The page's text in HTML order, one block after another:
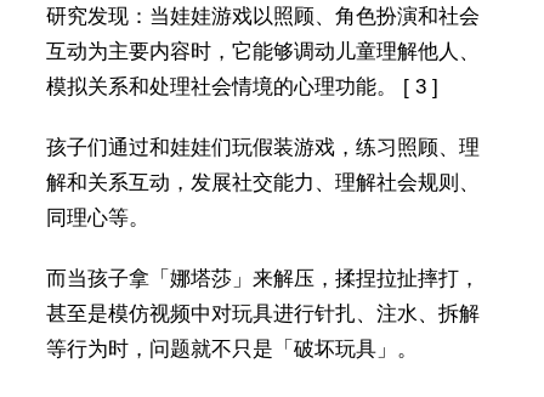
研究发现：当娃娃游戏以照顾、角色扮演和社会
互动为主要内容时，它能够调动儿童理解他人、
模拟关系和处理社会情境的心理功能。 [ 3 ]
孩子们通过和娃娃们玩假装游戏，练习照顾、理
解和关系互动，发展社交能力、理解社会规则、
同理心等。
而当孩子拿「娜塔莎」来解压，揉捏拉扯摔打，
甚至是模仿视频中对玩具进行针扎、注水、拆解
等行为时，问题就不只是「破坏玩具」。